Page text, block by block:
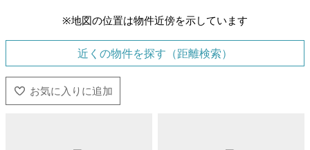
※地図の位置は物件近傍を示しています
近くの物件を探す（距離検索）